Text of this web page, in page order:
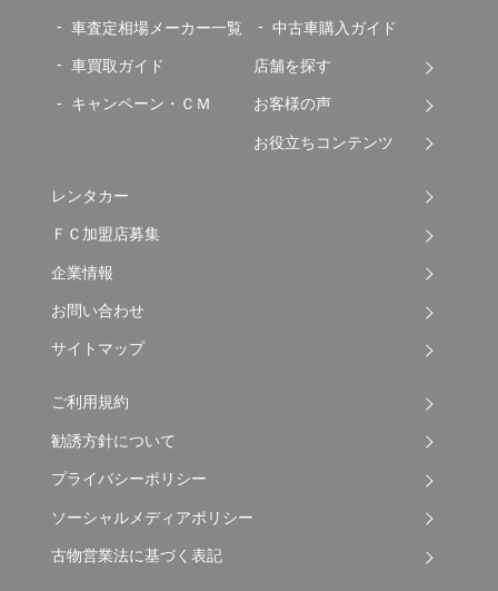
車査定相場メーカー一覧
車買取ガイド
キャンペーン・ＣＭ
中古車購入ガイド
店舗を探す
お客様の声
お役立ちコンテンツ
レンタカー
ＦＣ加盟店募集
企業情報
お問い合わせ
サイトマップ
ご利用規約
勧誘方針について
プライバシーポリシー
ソーシャルメディアポリシー
古物営業法に基づく表記